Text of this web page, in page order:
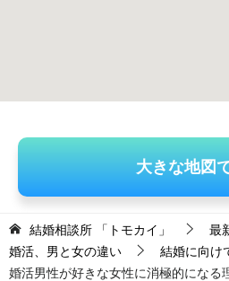
大きな地図
結婚相談所 「トモカイ」
最
婚活、男と女の違い
結婚に向け
婚活男性が好きな女性に消極的になる